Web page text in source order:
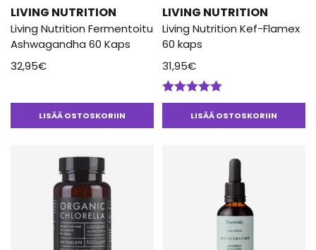
LIVING NUTRITION
Living Nutrition Fermentoitu
Ashwagandha 60 Kaps
32,95€
LISÄÄ OSTOSKORIIN
LIVING NUTRITION
Living Nutrition Kef-Flamex
60 kaps
31,95€
Arvostelu
tuotteesta:LISÄÄ OSTOSKORIIN